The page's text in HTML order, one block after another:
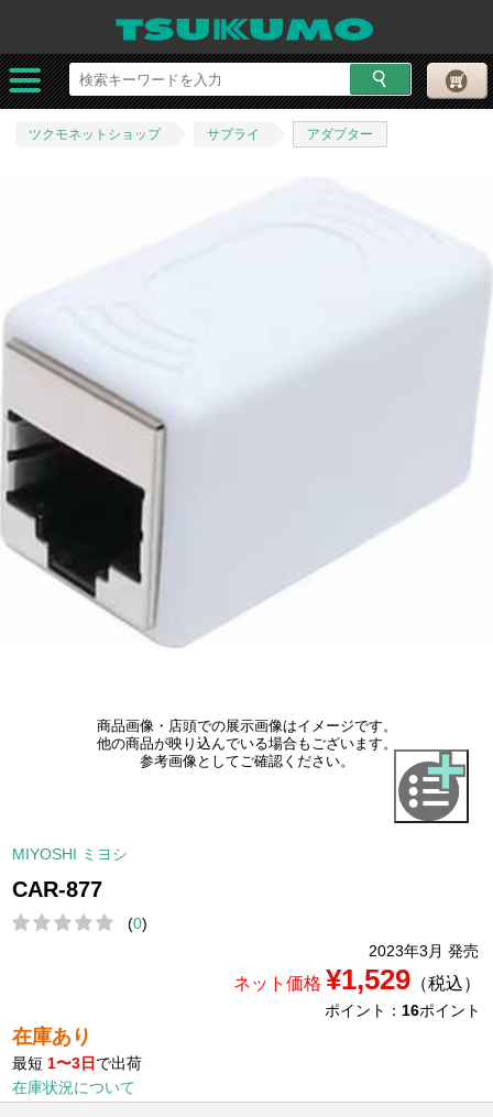
ツクモネットショップ サプライ アダプター
商品画像・店頭での展示画像はイメージです。
他の商品が映り込んでいる場合もございます。
参考画像としてご確認ください。
MIYOSHI ミヨシ
CAR-877
(0)
2023年3月 発売
ネット価格 ¥1,529（税込）
ポイント： 16ポイント
在庫あり
最短 1〜3日 で出荷
在庫状況について